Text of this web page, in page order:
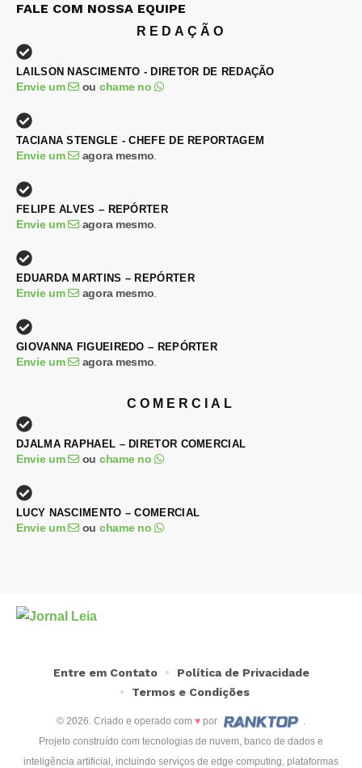
FALE COM NOSSA EQUIPE
REDAÇÃO
LAILSON NASCIMENTO - DIRETOR DE REDAÇÃO
Envie um ou chame no
TACIANA STENGLE - CHEFE DE REPORTAGEM
Envie um agora mesmo
FELIPE ALVES – REPÓRTER
Envie um agora mesmo
EDUARDA MARTINS – REPÓRTER
Envie um agora mesmo
GIOVANNA FIGUEIREDO – REPÓRTER
Envie um agora mesmo
COMERCIAL
DJALMA RAPHAEL – DIRETOR COMERCIAL
Envie um ou chame no
LUCY NASCIMENTO – COMERCIAL
Envie um ou chame no
© 2026. Criado e operado com ♥ por
.
Projeto construído com tecnologias de nuvem, banco de dados e
inteligência artificial, incluindo serviços de edge computing, plataformas
Entre em Contato
Política de Privacidade
Termos e Condições